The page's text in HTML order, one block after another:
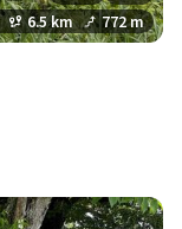
6.5 km 772 m